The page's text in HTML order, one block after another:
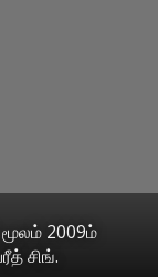
2009ம்
சிங்.